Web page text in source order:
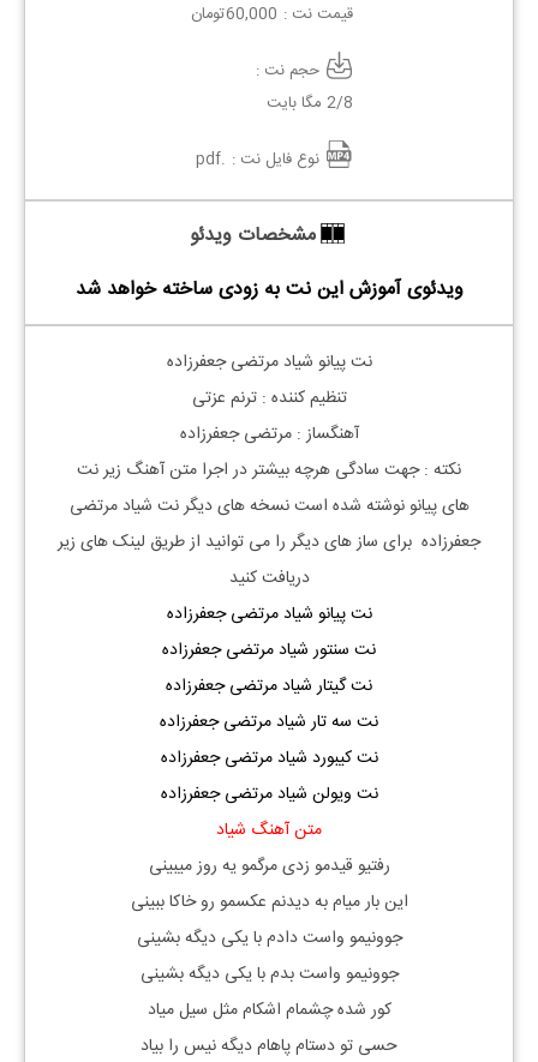
قیمت نت : 60,000تومان
حجم نت :
2/8 مگا بایت
نوع فایل نت : .pdf
مشخصات ویدئو
ویدئوی آموزش این نت به زودی ساخته خواهد شد
نت پیانو شیاد مرتضی جعفرزاده
تنظیم کننده : ترنم عزتی
آهنگساز : مرتضی جعفرزاده
نکته : جهت سادگی هرچه بیشتر در اجرا متن آهنگ زیر نت
هایپیانونوشته شده است نسخه های دیگر نت شیاد مرتضی
جعفرزاده برای ساز های دیگر را می توانید از طریق لینک های زیر
دریافت کنید
نت پیانو شیاد مرتضی جعفرزاده
نت سنتور شیاد مرتضی جعفرزاده
نت گیتار شیاد مرتضی جعفرزاده
نت سه تار شیاد مرتضی جعفرزاده
نت کیبورد شیاد مرتضی جعفرزاده
نت ویولن شیاد مرتضی جعفرزاده
متن آهنگ شیاد
رفتیو قیدمو زدی مرگمو یه روز میبینی
این بار میام به دیدنم عکسمو رو خاکا ببینی
جوونیمو واست دادم با یکی دیگه بشینی
جوونیمو واست بدم با یکی دیگه بشینی
کور شده چشمام اشکام مثل سیل میاد
حسی تو دستام پاهام دیگه نیس را بیاد